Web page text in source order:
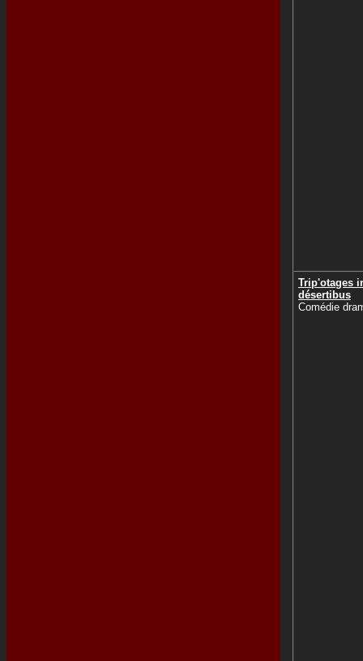
Trip'otages
désertibus
Comédie